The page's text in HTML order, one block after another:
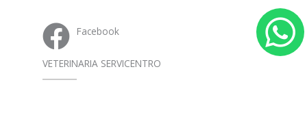
Facebook
VETERINARIA SERVICENTRO h